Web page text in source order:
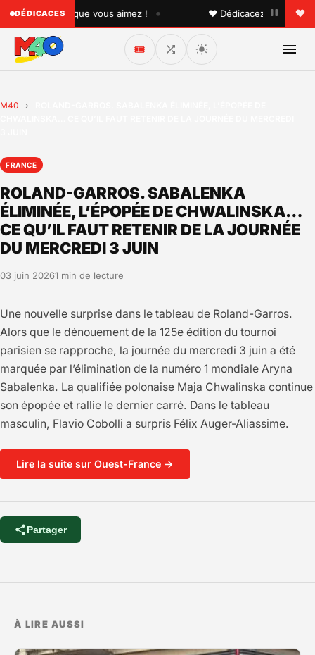
DÉDICACES
quelqu'un que vous aimez ! • ♥ Dédicacez un titre à
🎟️
M40 ›
FRANCE
ROLAND-GARROS. SABALENKA
ÉLIMINÉE, L’ÉPOPÉE DE CHWALINSKA…
CE QU’IL FAUT RETENIR DE LA JOURNÉE
DU MERCREDI 3 JUIN
03 juin 20261 min de lecture
Une nouvelle surprise dans le tableau de Roland-Garros.
Alors que le dénouement de la 125e édition du tournoi
parisien se rapproche, la journée du mercredi 3 juin a été
marquée par l’élimination de la numéro 1 mondiale Aryna
Sabalenka. La qualifiée polonaise Maja Chwalinska continue
son épopée et rallie le dernier carré. Dans le tableau
masculin, Flavio Cobolli a surpris Félix Auger-Aliassime.
Lire la suite sur Ouest-France →
Partager
À LIRE AUSSI